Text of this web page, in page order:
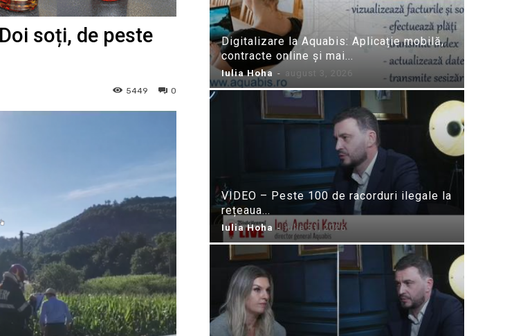
soți, de peste
0
5449
Digitalizare la Aquabis: Aplicație mobilă,
contracte online și mai...
Iulia Hoha - august 3, 2026
VIDEO – Peste 100 de racorduri ilegale la
rețeaua...
Iulia Hoha - iulie 31, 2026